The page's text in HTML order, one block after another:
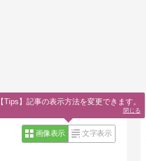
画像表示 文字表示
【Tips】記事の表示方法を変更できます。
閉じる